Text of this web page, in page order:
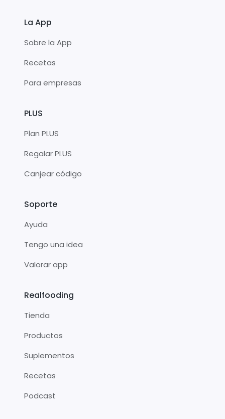
La App
Sobre la App
Recetas
Para empresas
PLUS
Plan PLUS
Regalar PLUS
Canjear código
Soporte
Ayuda
Tengo una idea
Valorar app
Realfooding
Tienda
Productos
Suplementos
Recetas
Podcast